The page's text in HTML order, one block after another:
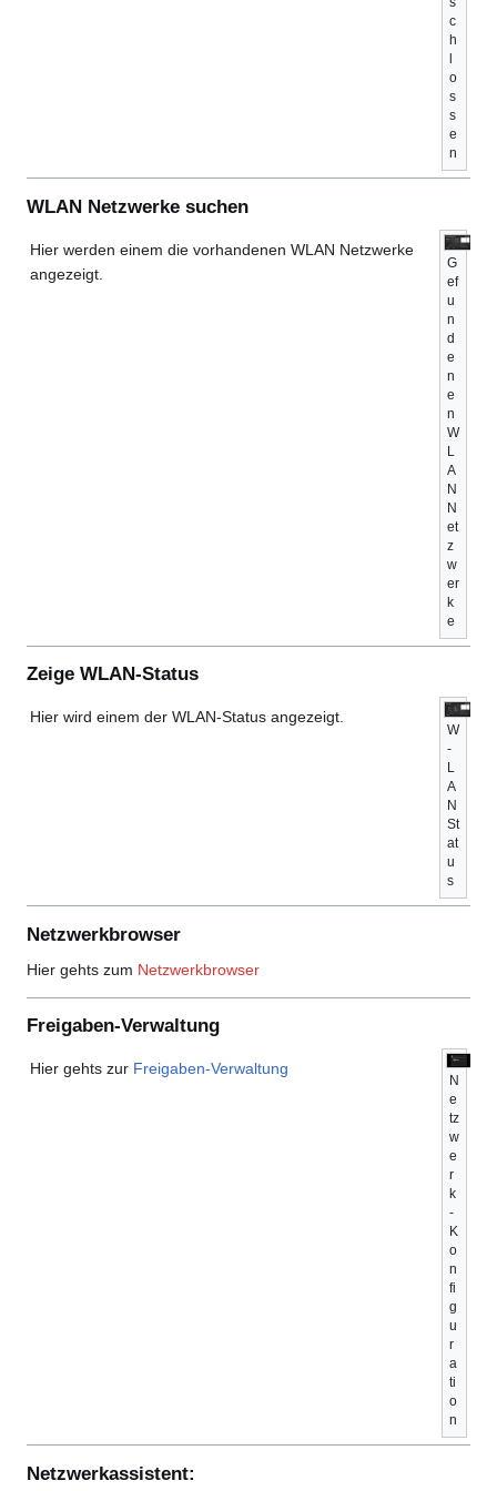
c
h
o
s
s
e
n
WLAN Netzwerke suchen
Hier werden einem die vorhandenen WLAN Netzwerke
angezeigt.
G
ef
u
n
d
e
n
e
n
W
L
A
N
N
et
z
w
er
k
e
Zeige WLAN-Status
Hier wird einem der WLAN-Status angezeigt.
W
-
L
A
N
St
at
u
s
Netzwerkbrowser
Hier gehts zum Netzwerkbrowser
Freigaben-Verwaltung
Hier gehts zur Freigaben-Verwaltung
N
e
tz
w
e
r
k
-
K
o
n
fi
g
u
r
a
ti
o
n
Netzwerkassistent: